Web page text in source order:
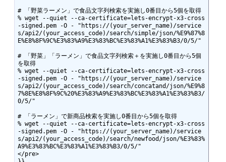
# 「野菜ラーメン」で食品文字列検索を実施し0番目から5個を取得
% wget --quiet --ca-certificate=lets-encrypt-x3-cross
-signed.pem -O - "https://(your_server_name)/service
s/api2/(your_access_code)/search/simple/json/%E9%87%8
E%E8%8F%9C%E3%83%A9%E3%83%BC%E3%83%A1%E3%83%B3/0/5/"
# 「野菜」「ラーメン」で食品文字列検索＋を実施し0番目から5個
を取得
% wget --quiet --ca-certificate=lets-encrypt-x3-cross
-signed.pem -O - "https://(your_server_name)/service
s/api2/(your_access_code)/search/concatand/json/%E9%8
7%8E%E8%8F%9C%20%E3%83%A9%E3%83%BC%E3%83%A1%E3%83%B3/
0/5/"
# 「ラーメン」で新商品検索を実施し0番目から5個を取得
% wget --quiet --ca-certificate=lets-encrypt-x3-cross
-signed.pem -O - "https://(your_server_name)/service
s/api2/(your_access_code)/search/newfood/json/%E3%83%
A9%E3%83%BC%E3%83%A1%E3%83%B3/0/5/"
</pre>